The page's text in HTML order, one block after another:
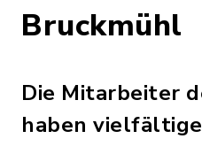
Bruckmühl
Die Mitarbeiter
haben